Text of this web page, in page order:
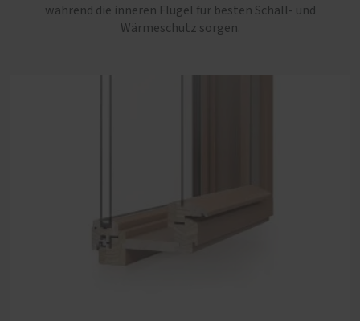
während die inneren Flügel für besten Schall- und
Wärmeschutz sorgen.